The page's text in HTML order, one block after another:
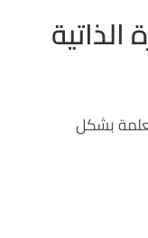
بشكل